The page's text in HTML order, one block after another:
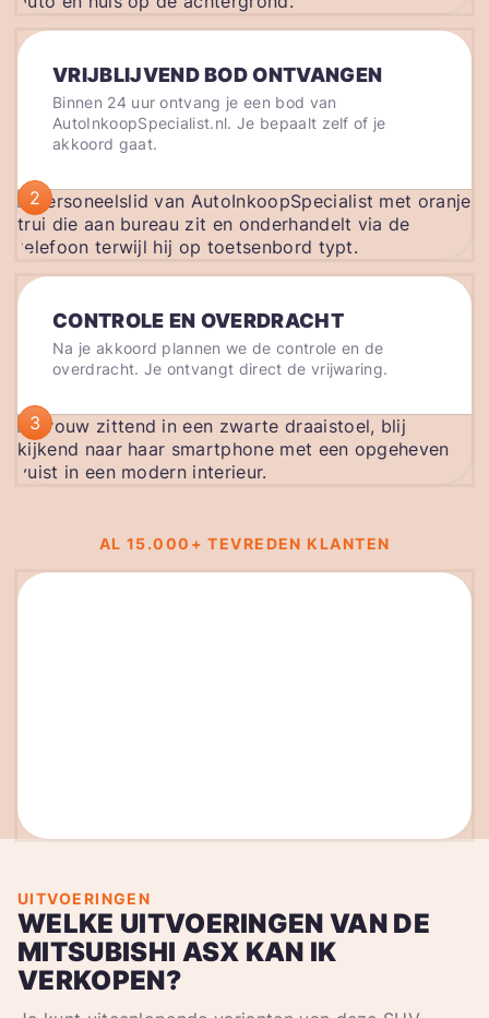
VRIJBLIJVEND BOD ONTVANGEN
Binnen 24 uur ontvang je een bod van
AutoInkoopSpecialist.nl. Je bepaalt zelf of je
akkoord gaat.
2
CONTROLE EN OVERDRACHT
Na je akkoord plannen we de controle en de
overdracht. Je ontvangt direct de vrijwaring.
3
AL 15.000+ TEVREDEN KLANTEN
UITVOERINGEN
WELKE UITVOERINGEN VAN DE
MITSUBISHI ASX KAN IK
VERKOPEN?